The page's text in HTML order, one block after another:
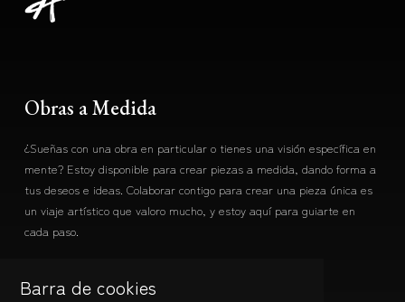
Obras a Medida
¿Sueñas con una obra en particular o tienes una visión específica en
mente? Estoy disponible para crear piezas a medida, dando forma a
tus deseos e ideas. Colaborar contigo para crear una pieza única es
un viaje artístico que valoro mucho, y estoy aquí para guiarte en
cada paso.
Barra de cookies